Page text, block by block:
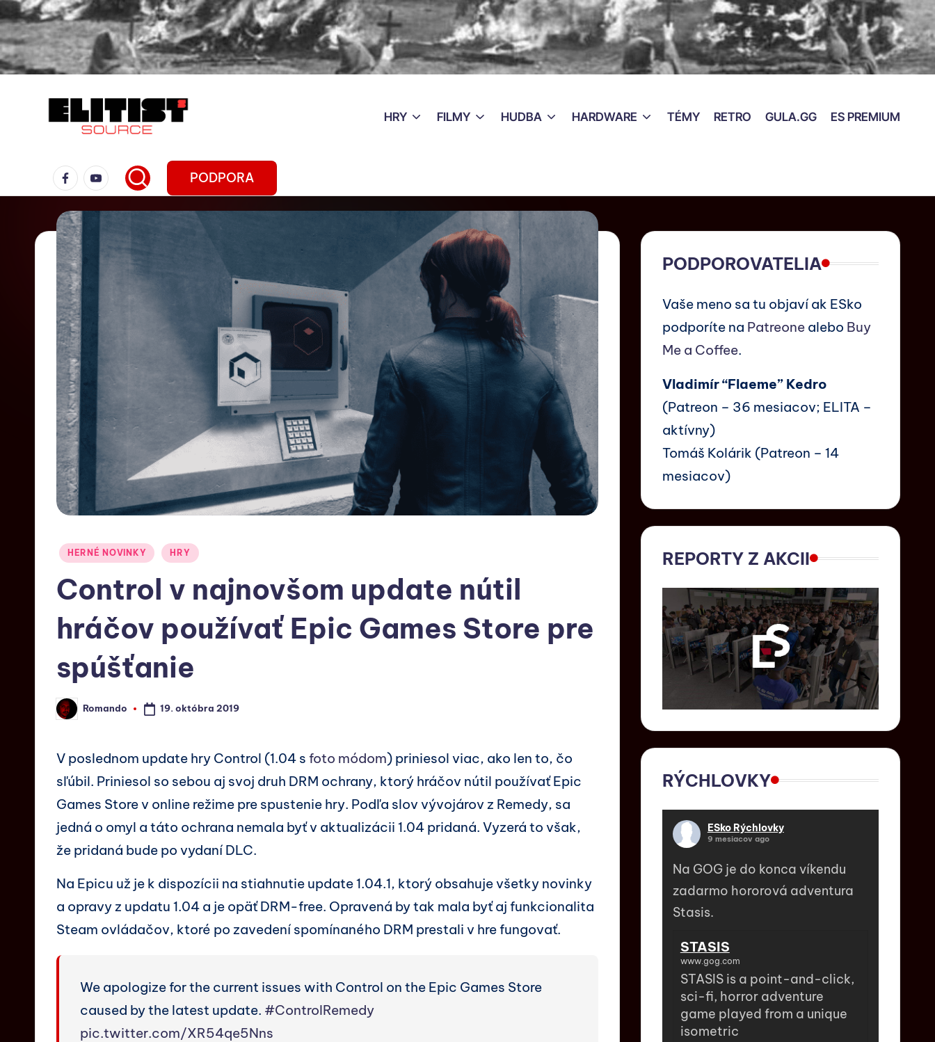
HRY FILMY HUDBA HARDWARE TÉMY RETRO GULA.GG ES PREMIUM
PODPORA
HERNÉ NOVINKY HRY
Control v najnovšom update nútil
hráčov používať Epic Games Store pre
spúšťanie
Romando 19. októbra 2019
V poslednom update hry Control (1.04 s foto módom) priniesol viac, ako len to, čo
sľúbil. Priniesol so sebou aj svoj druh DRM ochrany, ktorý hráčov nútil používať Epic
Games Store v online režime pre spustenie hry. Podľa slov vývojárov z Remedy, sa
jedná o omyl a táto ochrana nemala byť v aktualizácii 1.04 pridaná. Vyzerá to však,
že pridaná bude po vydaní DLC.
Na Epicu už je k dispozícii na stiahnutie update 1.04.1, ktorý obsahuje všetky novinky
a opravy z updatu 1.04 a je opäť DRM-free. Opravená by tak mala byť aj funkcionalita
Steam ovládačov, ktoré po zavedení spomínaného DRM prestali v hre fungovať.
We apologize for the current issues with Control on the Epic Games Store
caused by the latest update. #ControlRemedy
pic.twitter.com/XR54qe5Nns
PODPOROVATELIA
Vaše meno sa tu objaví ak ESko
podporíte na Patreonealebo Buy
Me a Coffee.
Vladimír “Flaeme” Kedro
(Patreon – 36 mesiacov; ELITA –
aktívny)
Tomáš Kolárik (Patreon – 14
mesiacov)
REPORTY Z AKCII
RÝCHLOVKY
ESko Rýchlovky
9 mesiacov ago
Na GOG je do konca víkendu
zadarmo hororová adventura
Stasis.
STASIS
www.gog.com
STASIS is a point-and-click,
sci-fi, horror adventure
game played from a unique
isometric